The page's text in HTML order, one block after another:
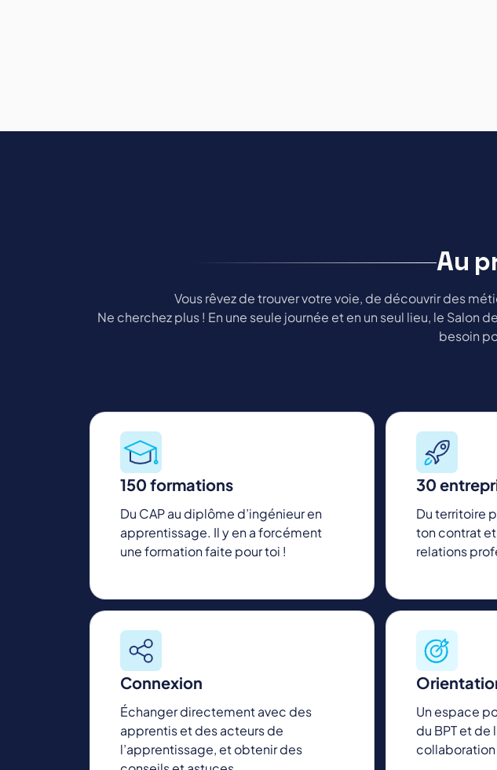
Au
Vous rêvez de trouver votre voie, de découvrir des
Ne cherchez plus ! En une seule journée et en un seul lieu, le
besoin
150 formations
Du CAP au diplôme d’ingénieur en
apprentissage. Il y en a forcément
une formation faite pour toi !
30
Du territoire
ton contrat
relations
Connexion
Échanger directement avec des
apprentis et des acteurs de
l’apprentissage, et obtenir des
Un espace
du BPT et de
collaboration